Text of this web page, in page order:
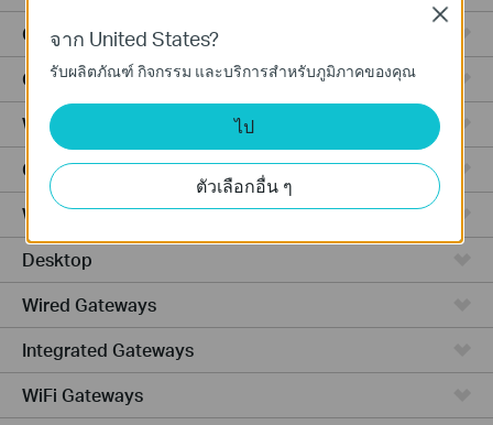
Ceiling Mount
Outdoor
Wall Plate
GPON
Wireless Bridge
Desktop
Wired Gateways
Integrated Gateways
WiFi Gateways
จาก United States?
รับผลิตภัณฑ์ กิจกรรม และบริการสำหรับภูมิภาคของคุณ
ไป
ตัวเลือกอื่น ๆ
Close